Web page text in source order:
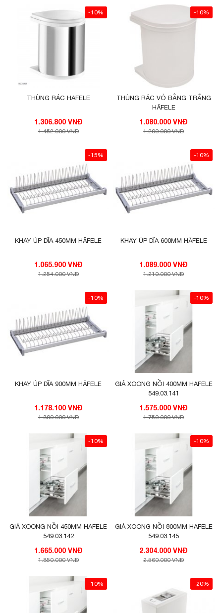
-10%
THÙNG RÁC HAFELE
1.306.800 VNĐ
1.452.000 VNĐ
-10%
THÙNG RÁC VỎ BẰNG TRẮNG
HÄFELE
1.080.000 VNĐ
1.200.000 VNĐ
-15%
KHAY ÚP DĨA 450MM HÄFELE
1.065.900 VNĐ
1.254.000 VNĐ
-10%
KHAY ÚP DĨA 600MM HÄFELE
1.089.000 VNĐ
1.210.000 VNĐ
-10%
KHAY ÚP DĨA 900MM HÄFELE
1.178.100 VNĐ
1.309.000 VNĐ
-10%
GIÁ XOONG NỒI 400MM HAFELE
549.03.141
1.575.000 VNĐ
1.750.000 VNĐ
-10%
GIÁ XOONG NỒI 450MM HAFELE
549.03.142
1.665.000 VNĐ
1.850.000 VNĐ
-10%
GIÁ XOONG NỒI 800MM HAFELE
549.03.145
2.304.000 VNĐ
2.560.000 VNĐ
-10% -20%